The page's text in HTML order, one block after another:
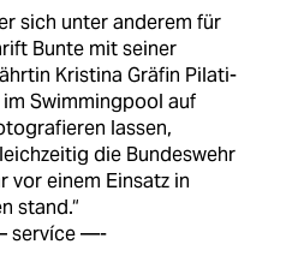
sich unter anderem für
Bunte mit seiner
Kristina Gräfin Pilati-
Swimmingpool auf
lassen,
die Bundeswehr
vor einem Einsatz in
stand.“
servíce —-